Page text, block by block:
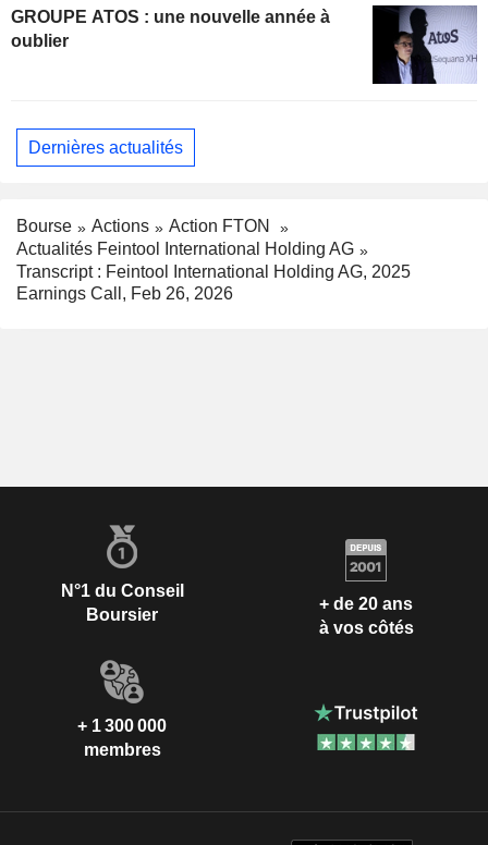
GROUPE ATOS : une nouvelle année à
oublier
Dernières actualités
Bourse Actions
Action FTON
Actualités Feintool International Holding AG
Transcript : Feintool International Holding AG, 2025
Earnings Call, Feb 26, 2026
N°1 du Conseil
Boursier
+ de 20 ans
à vos côtés
+ 1 300 000
membres